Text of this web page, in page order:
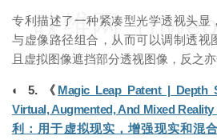
专利描述了一种紧凑型光学透视头显
与虚像路径组合，从而可以调制透视
且虚拟图像遮挡部分透视图像，反之亦
◐ 5. 《 Magic Leap Patent | Depth
Virtual, Augmented, And Mixed
利：用于虚拟现实，增强现实和混
映维网（